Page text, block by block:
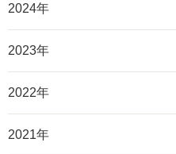
2024年
2023年
2022年
2021年